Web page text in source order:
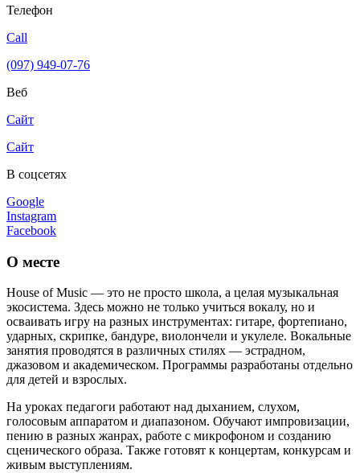
Телефон
Call
(097) 949-07-76
Веб
Сайт
Сайт
В соцсетях
Google
Instagram
Facebook
О месте
House of Music — это не просто школа, а целая музыкальная
экосистема. Здесь можно не только учиться вокалу, но и
осваивать игру на разных инструментах: гитаре, фортепиано,
ударных, скрипке, бандуре, виолончели и укулеле. Вокальные
занятия проводятся в различных стилях — эстрадном,
джазовом и академическом. Программы разработаны отдельно
для детей и взрослых.
На уроках педагоги работают над дыханием, слухом,
голосовым аппаратом и диапазоном. Обучают импровизации,
пению в разных жанрах, работе с микрофоном и созданию
сценического образа. Также готовят к концертам, конкурсам и
живым выступлениям.